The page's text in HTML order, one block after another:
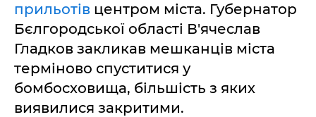
прильотів центром міста. Губернатор
Бєлгородської області В'ячеслав
Гладков закликав мешканців міста
терміново спуститися у
бомбосховища, більшість з яких
виявилися закритими.